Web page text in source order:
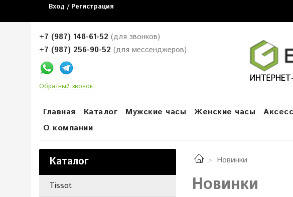
Вход / Регистрация
+7 (987) 148-61-52 (для звонков)
+7 (987) 256-90-52 (для мессенджеров)
Обратный звонок
Главная Каталог Мужские часы Женские часы
О компании
Новинки
Новинки
Каталог
Tissot